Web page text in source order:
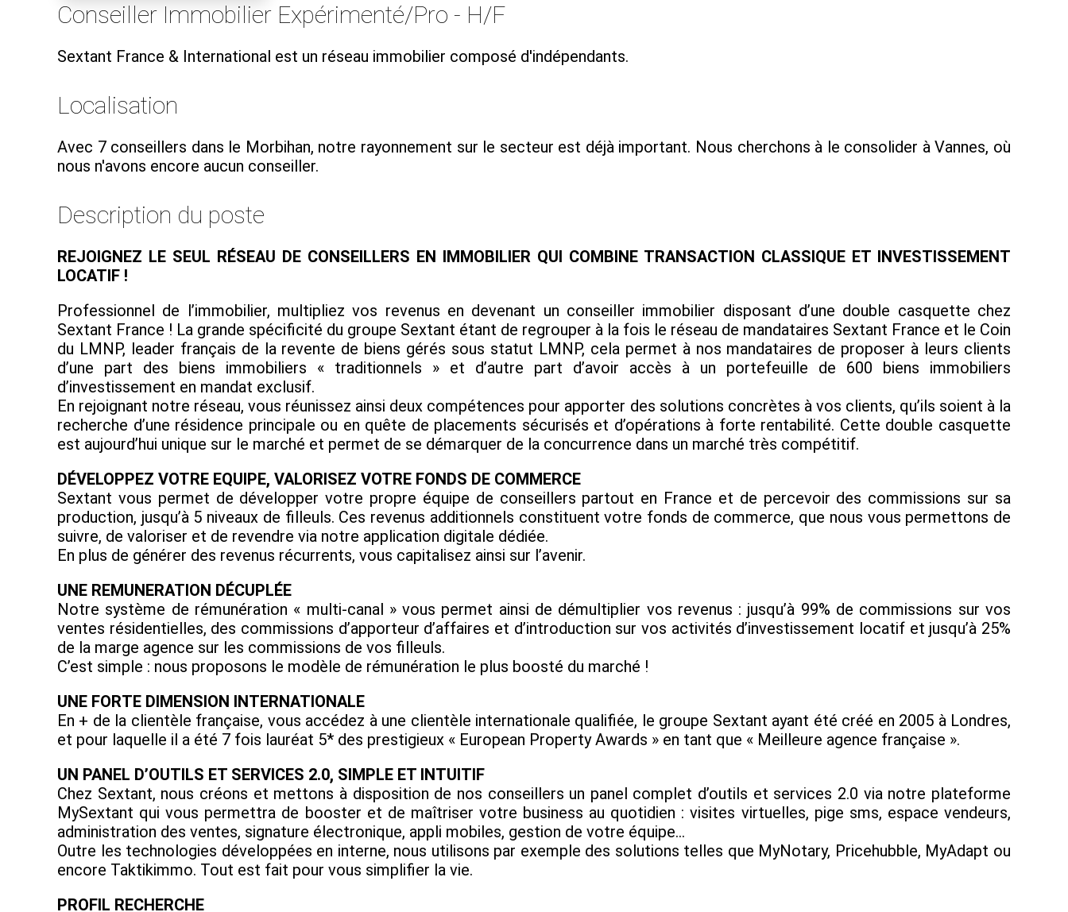
Conseiller Immobilier Expérimenté/Pro - H/F
Sextant France & International est un réseau immobilier composé d'indépendants.
Localisation
Avec 7 conseillers dans le Morbihan, notre rayonnement sur le secteur est déjà important. Nous cherchons à le consolider à Vannes, où
nous n'avons encore aucun conseiller.
Description du poste
REJOIGNEZ LE SEUL RÉSEAU DE CONSEILLERS EN IMMOBILIER QUI COMBINE TRANSACTION CLASSIQUE ET INVESTISSEMENT
LOCATIF !
Professionnel de l’immobilier, multipliez vos revenus en devenant un conseiller immobilier disposant d’une double casquette chez
Sextant France ! La grande spécificité du groupe Sextant étant de regrouper à la fois le réseau de mandataires Sextant France et le Coin
du LMNP, leader français de la revente de biens gérés sous statut LMNP, cela permet à nos mandataires de proposer à leurs clients
d’une part des biens immobiliers « traditionnels » et d’autre part d’avoir accès à un portefeuille de 600 biens immobiliers
d’investissement en mandat exclusif.
En rejoignant notre réseau, vous réunissez ainsi deux compétences pour apporter des solutions concrètes à vos clients, qu’ils soient à la
recherche d’une résidence principale ou en quête de placements sécurisés et d’opérations à forte rentabilité. Cette double casquette
est aujourd’hui unique sur le marché et permet de se démarquer de la concurrence dans un marché très compétitif.
DÉVELOPPEZ VOTRE EQUIPE, VALORISEZ VOTRE FONDS DE COMMERCE
Sextant vous permet de développer votre propre équipe de conseillers partout en France et de percevoir des commissions sur sa
production, jusqu’à 5 niveaux de filleuls. Ces revenus additionnels constituent votre fonds de commerce, que nous vous permettons de
suivre, de valoriser et de revendre via notre application digitale dédiée.
En plus de générer des revenus récurrents, vous capitalisez ainsi sur l’avenir.
UNE REMUNERATION DÉCUPLÉE
Notre système de rémunération « multi-canal » vous permet ainsi de démultiplier vos revenus : jusqu’à 99% de commissions sur vos
ventes résidentielles, des commissions d’apporteur d’affaires et d’introduction sur vos activités d’investissement locatif et jusqu’à 25%
de la marge agence sur les commissions de vos filleuls.
C’est simple : nous proposons le modèle de rémunération le plus boosté du marché !
UNE FORTE DIMENSION INTERNATIONALE
En + de la clientèle française, vous accédez à une clientèle internationale qualifiée, le groupe Sextant ayant été créé en 2005 à Londres,
et pour laquelle il a été 7 fois lauréat 5* des prestigieux « European Property Awards » en tant que « Meilleure agence française ».
UN PANEL D’OUTILS ET SERVICES 2.0, SIMPLE ET INTUITIF
Chez Sextant, nous créons et mettons à disposition de nos conseillers un panel complet d’outils et services 2.0 via notre plateforme
MySextant qui vous permettra de booster et de maîtriser votre business au quotidien : visites virtuelles, pige sms, espace vendeurs,
administration des ventes, signature électronique, appli mobiles, gestion de votre équipe...
Outre les technologies développées en interne, nous utilisons par exemple des solutions telles que MyNotary, Pricehubble, MyAdapt ou
encore Taktikimmo. Tout est fait pour vous simplifier la vie.
PROFIL RECHERCHE